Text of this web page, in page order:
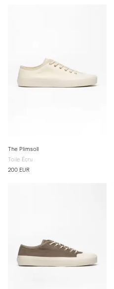
The Plimsoll
Toile Écru
200 EUR